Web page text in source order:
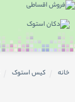
خانه کیس استوک